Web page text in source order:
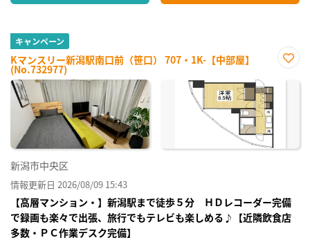
キャンペーン
Kマンスリー新潟駅南口前（笹口） 707・1K-【中部屋】
(No.732977)
に入
新潟市中央区
情報更新日 2026/08/09 15:43
【高層マンション・】新潟駅まで徒歩５分 ＨＤレコーダー完備
で録画も楽々で出張、旅行でもテレビも楽しめる♪【近隣飲食店
多数・ＰＣ作業デスク完備】